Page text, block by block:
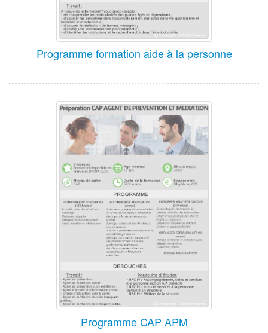
Programme formation aide à la personne
Programme CAP APM